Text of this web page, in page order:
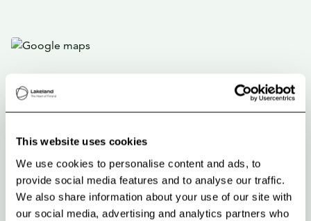
This website uses cookies
We use cookies to personalise content and ads, to
provide social media features and to analyse our traffic.
We also share information about your use of our site with
our social media, advertising and analytics partners who